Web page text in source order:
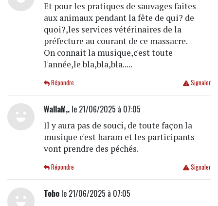
Et pour les pratiques de sauvages faites
aux animaux pendant la fête de qui? de
quoi?,les services vétérinaires de la
préfecture au courant de ce massacre.
On connait la musique,c'est toute
l'année,le bla,bla,bla.....
Signaler
Répondre
Wallah',.le 21/06/2025 à 07:05
Il y aura pas de souci, de toute façon la
musique c'est haram et les participants
vont prendre des péchés.
Signaler
Répondre
Tobole 21/06/2025 à 07:05